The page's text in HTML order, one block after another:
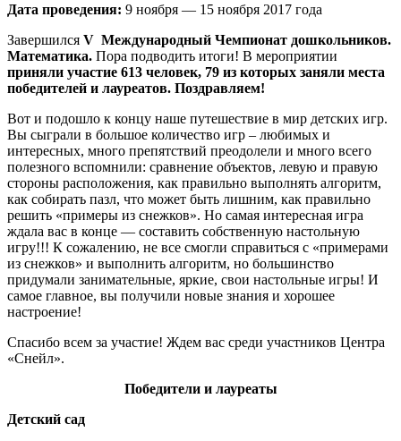
Дата проведения: 9 ноября — 15 ноября 2017 года
Завершился V Международный Чемпионат дошкольников.
Математика. Пора подводить итоги! В мероприятии
приняли участие 613 человек, 79 из которых заняли места
победителей и лауреатов. Поздравляем!
Вот и подошло к концу наше путешествие в мир детских игр.
Вы сыграли в большое количество игр – любимых и
интересных, много препятствий преодолели и много всего
полезного вспомнили: сравнение объектов, левую и правую
стороны расположения, как правильно выполнять алгоритм,
как собирать пазл, что может быть лишним, как правильно
решить «примеры из снежков». Но самая интересная игра
ждала вас в конце — составить собственную настольную
игру!!! К сожалению, не все смогли справиться с «примерами
из снежков» и выполнить алгоритм, но большинство
придумали занимательные, яркие, свои настольные игры! И
самое главное, вы получили новые знания и хорошее
настроение!
Спасибо всем за участие! Ждем вас среди участников Центра
«Снейл».
Победители и лауреаты
Детский сад